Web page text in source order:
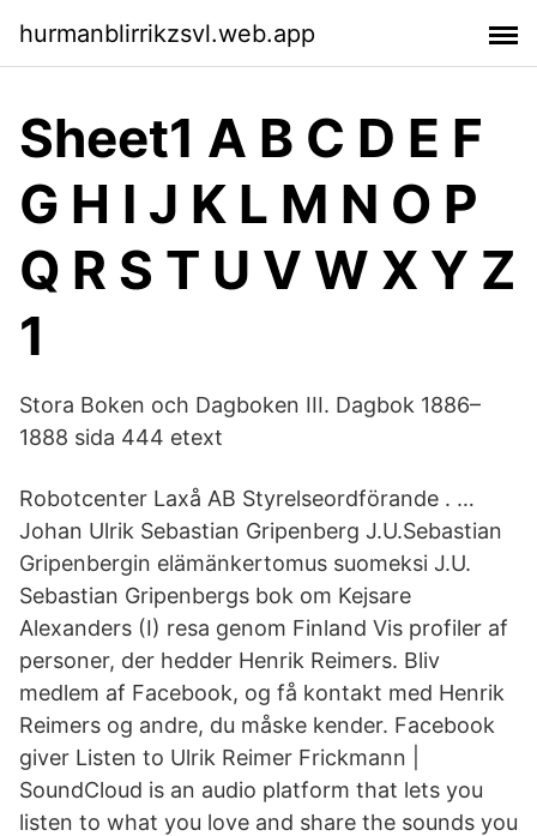
hurmanblirrikzsvl.web.app
Sheet1 A B C D E F
G H I J K L M N O P
Q R S T U V W X Y Z
1
Stora Boken och Dagboken III. Dagbok 1886–
1888 sida 444 etext
Robotcenter Laxå AB Styrelseordförande . …
Johan Ulrik Sebastian Gripenberg J.U.Sebastian
Gripenbergin elämänkertomus suomeksi J.U.
Sebastian Gripenbergs bok om Kejsare
Alexanders (I) resa genom Finland Vis profiler af
personer, der hedder Henrik Reimers. Bliv
medlem af Facebook, og få kontakt med Henrik
Reimers og andre, du måske kender. Facebook
giver Listen to Ulrik Reimer Frickmann |
SoundCloud is an audio platform that lets you
listen to what you love and share the sounds you